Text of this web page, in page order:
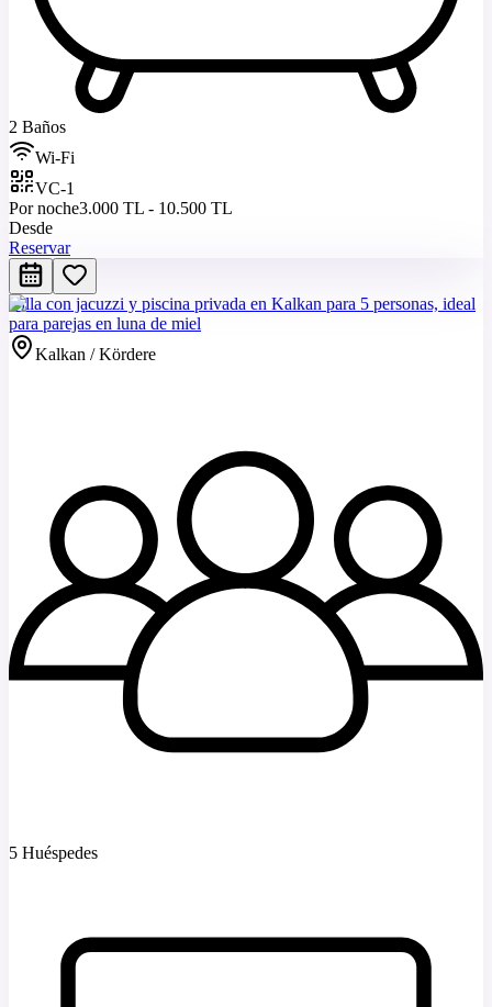
2 Baños
Wi-Fi
VC-1
Por noche3.000 TL - 10.500 TL
Desde
Reservar
Villa con jacuzzi y piscina privada en Kalkan para 5 personas, ideal
para parejas en luna de miel
Kalkan / Kördere
5 Huéspedes